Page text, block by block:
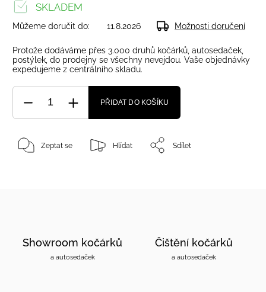
SKLADEM
Můžeme doručit do: 11.8.2026 Možnosti doručení
Protože dodáváme přes 3.000 druhů kočárků, autosedaček,
postýlek, do prodejny se všechny nevejdou. Vaše objednávky
expedujeme z centrálního skladu.
PŘIDAT DO KOŠÍKU
Zeptat se Hlídat Sdílet
Showroom kočárků
a autosedaček
Čištění kočárků
a autosedaček